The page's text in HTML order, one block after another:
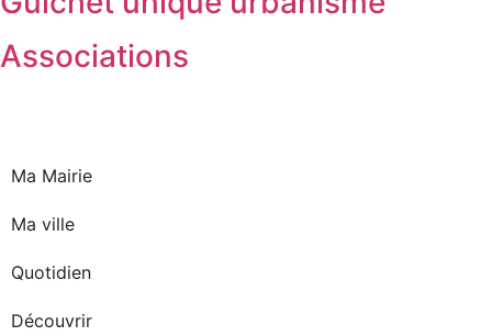
Associations
Ma Mairie
Ma ville
Quotidien
Découvrir